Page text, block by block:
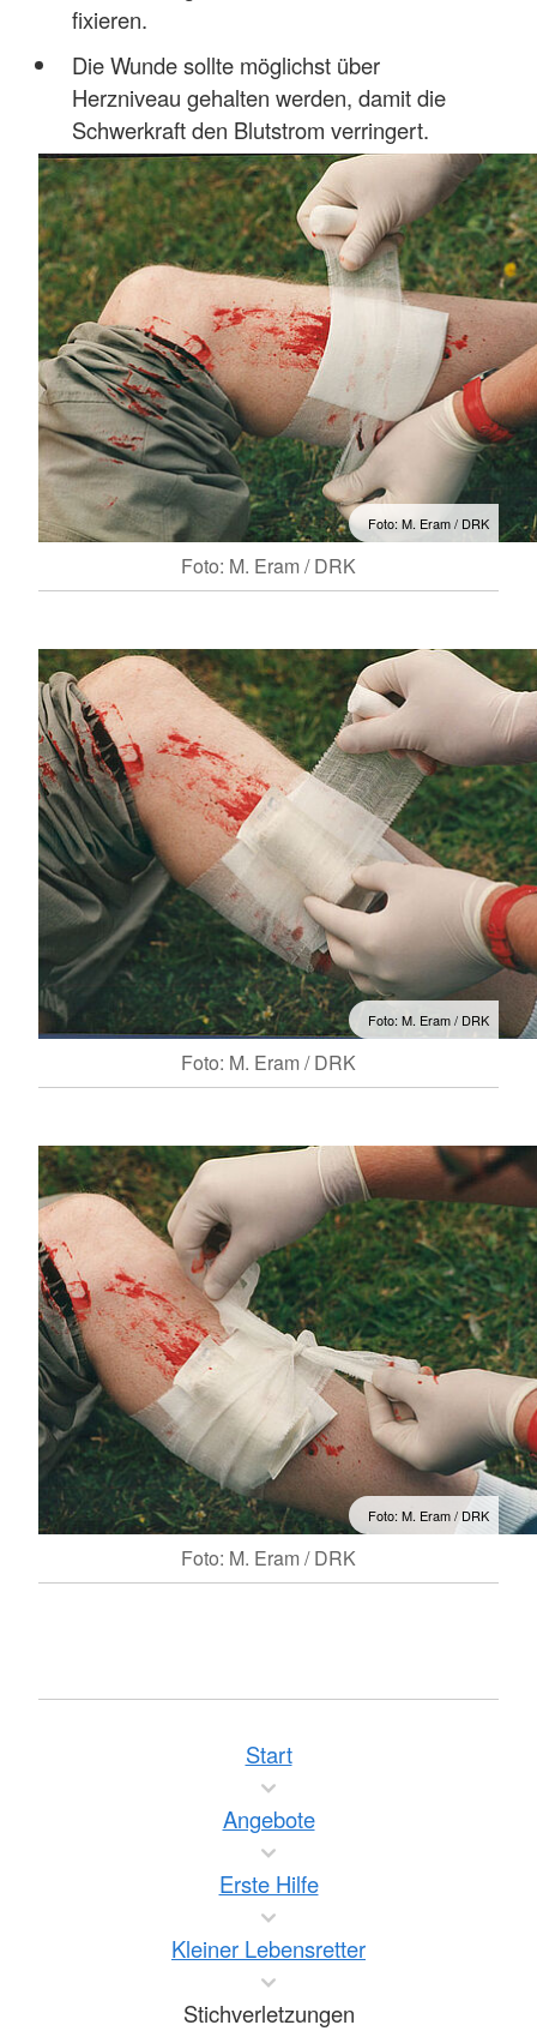
fixieren.
Die Wunde sollte möglichst über
Herzniveau gehalten werden, damit die
Schwerkraft den Blutstrom verringert.
Foto: M. Eram / DRK
Foto: M. Eram / DRK
Foto: M. Eram / DRK
Foto: M. Eram / DRK
Foto: M. Eram / DRK
Foto: M. Eram / DRK
Start
Angebote
Erste Hilfe
Kleiner Lebensretter
Stichverletzungen